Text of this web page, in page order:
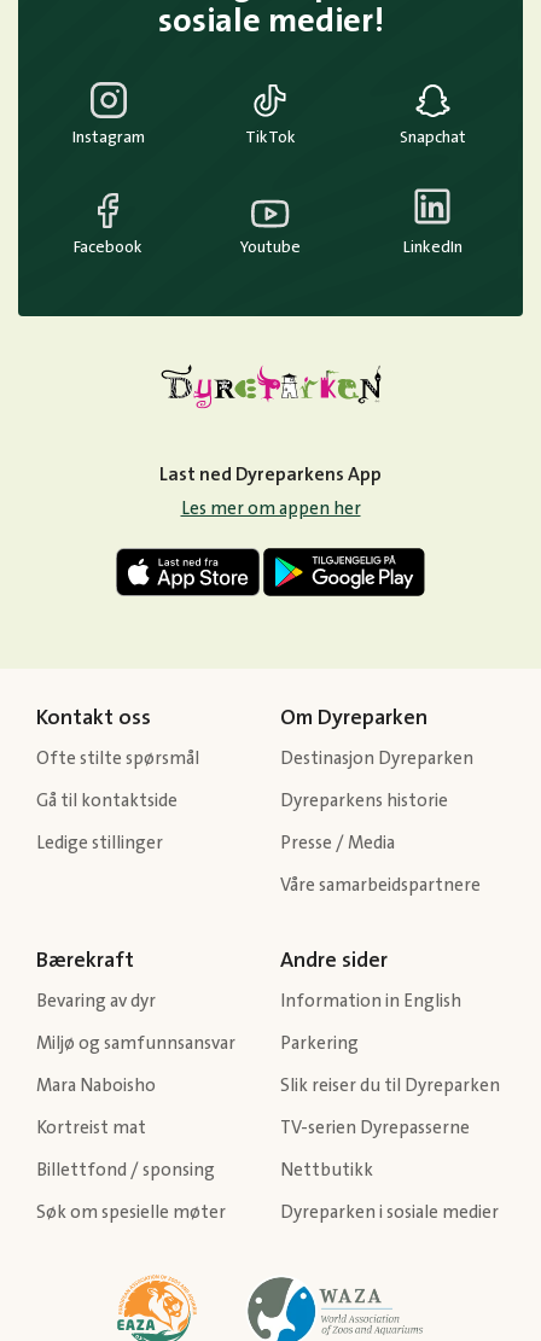
sosiale medier!
Instagram TikTok Snapchat
Facebook Youtube LinkedIn
Last ned Dyreparkens App
Les mer om appen her
Kontakt oss
Ofte stilte spørsmål
Gå til kontaktside
Ledige stillinger
Om Dyreparken
Destinasjon Dyreparken
Dyreparkens historie
Presse / Media
Våre samarbeidspartnere
Bærekraft
Bevaring av dyr
Miljø og samfunnsansvar
Mara Naboisho
Kortreist mat
Billettfond / sponsing
Søk om spesielle møter
Andre sider
Information in English
Parkering
Slik reiser du til Dyreparken
TV-serien Dyrepasserne
Nettbutikk
Dyreparken i sosiale medier